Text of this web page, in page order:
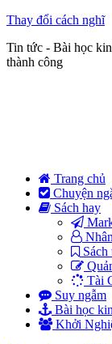
Thay đổi cách nghĩ
Tin tức - Bài học
thành công
Trang chủ
Chuyện
Sách hay
Tài
Suy ngẫm
Bài học
Khởi